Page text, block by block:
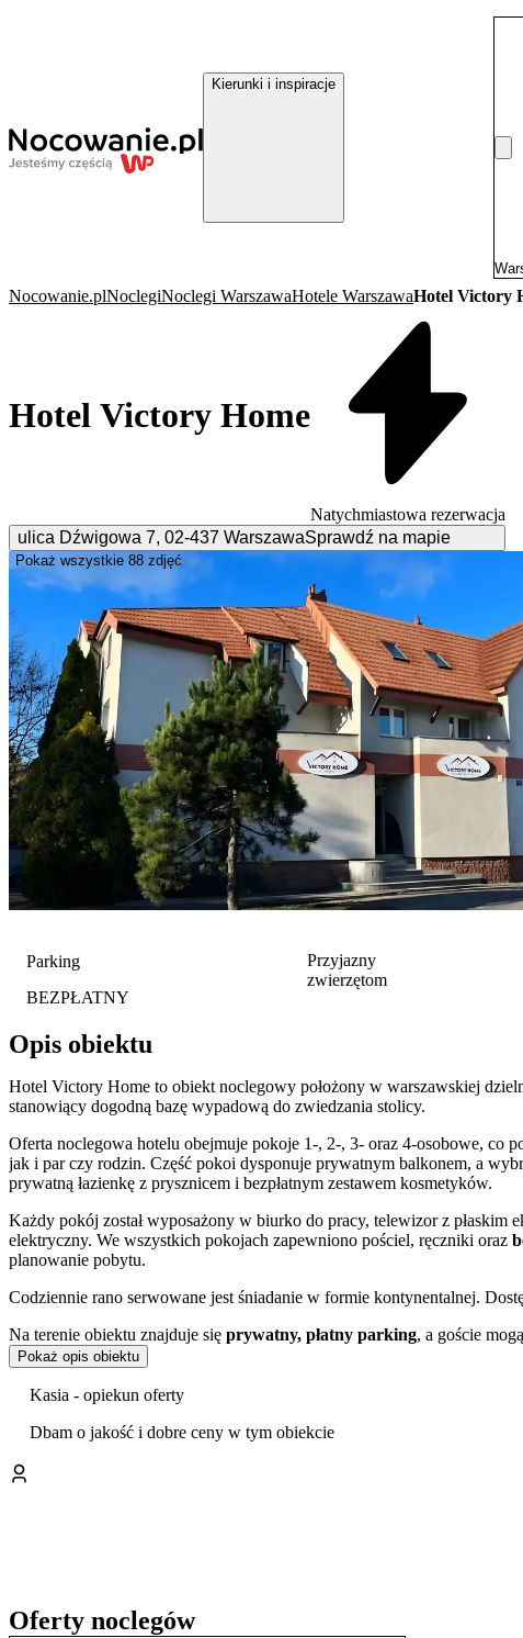
Kierunki i inspiracje
Nocowanie.plNoclegiNoclegi WarszawaHotele WarszawaHotel Victory
Hotel Victory Home
Natychmiastowa rezerwacja
ulica Dźwigowa 7, 02-437 WarszawaSprawdź na mapie
Pokaż wszystkie 88 zdjęć
Parking
BEZPŁATNY
Przyjazny
zwierzętom
Opis obiektu
Hotel Victory Home to obiekt noclegowy położony w warszawskiej
stanowiący dogodną bazę wypadową do zwiedzania stolicy.
Oferta noclegowa hotelu obejmuje pokoje 1-, 2-, 3- oraz 4-osobowe, co
jak i par czy rodzin. Część pokoi dysponuje prywatnym balkonem, a
prywatną łazienkę z prysznicem i bezpłatnym zestawem kosmetyków.
Każdy pokój został wyposażony w biurko do pracy, telewizor z płaskim
elektryczny. We wszystkich pokojach zapewniono pościel, ręczniki oraz
planowanie pobytu.
Codziennie rano serwowane jest śniadanie w formie kontynentalnej.
Na terenie obiektu znajduje się prywatny, płatny parking, a goście
Dostępna jest przechowalnia bagażu oraz sala konferencyjna dla osób
Z myślą o rodzinach z dziećmi przygotowano bezpłatne udogodnienia,
Obiekt znajduje się przy ulicy Dźwigowej w dzielnicy Włochy, co
Warszawskiego
Warszawie czy park Łazienki Królewskie. Lokalizacja obiektu stanowi
Pokaż opis obiektu
Kasia - opiekun oferty
Dbam o jakość i dobre ceny w tym obiekcie
Oferty noclegów